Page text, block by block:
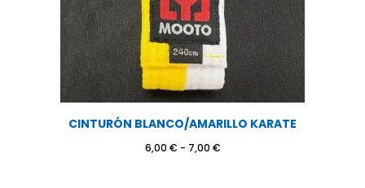
CINTURÓN BLANCO/AMARILLO KARATE
6,00 € - 7,00 €Rango